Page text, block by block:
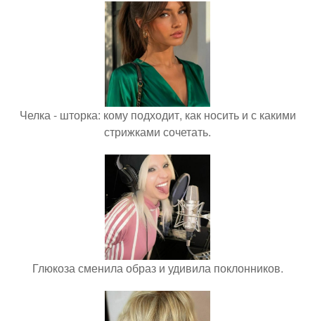
Челка - шторка: кому подходит, как носить и с какими
стрижками сочетать.
Глюкоза сменила образ и удивила поклонников.